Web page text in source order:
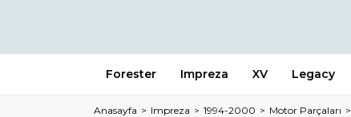
Forester Impreza XV Legacy
Anasayfa Impreza 1994-2000 Motor Parçaları